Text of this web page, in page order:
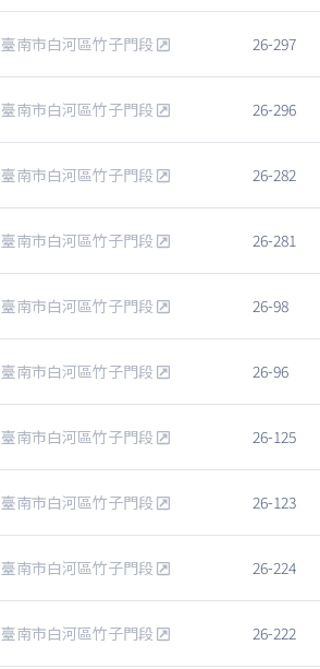
臺南市白河區竹子門段 26-297
臺南市白河區竹子門段 26-296
臺南市白河區竹子門段 26-282
臺南市白河區竹子門段 26-281
臺南市白河區竹子門段 26-98
臺南市白河區竹子門段 26-96
臺南市白河區竹子門段 26-125
臺南市白河區竹子門段 26-123
臺南市白河區竹子門段 26-224
臺南市白河區竹子門段 26-222